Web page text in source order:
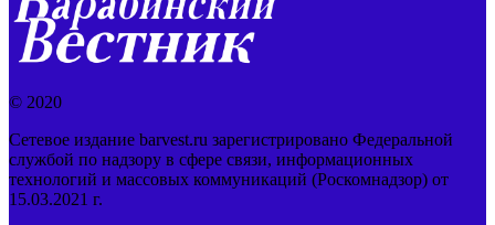
© 2020
Сетевое издание barvest.ru зарегистрировано Федеральной
службой по надзору в сфере связи, информационных
технологий и массовых коммуникаций (Роскомнадзор) от
15.03.2021 г.